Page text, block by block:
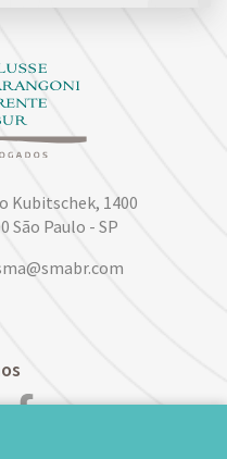
Kubitschek, 1400
São Paulo - SP